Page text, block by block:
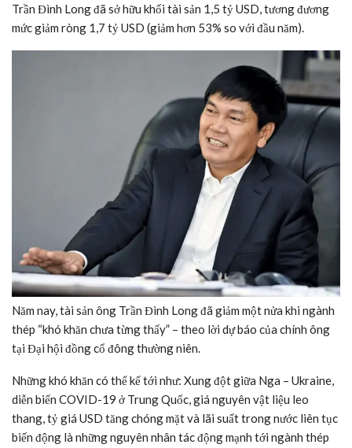
Trần Đình Long đã sở hữu khối tài sản 1,5 tỷ USD, tương đương
mức giảm ròng 1,7 tỷ USD (giảm hơn 53% so với đầu năm).
Năm nay, tài sản ông Trần Đình Long đã giảm một nửa khi ngành
thép “khó khăn chưa từng thấy” – theo lời dự báo của chính ông
tại Đại hội đồng cổ đông thường niên.
Những khó khăn có thể kể tới như: Xung đột giữa Nga – Ukraine,
diễn biến COVID-19 ở Trung Quốc, giá nguyên vật liệu leo
thang, tỷ giá USD tăng chóng mặt và lãi suất trong nước liên tục
biến động là những nguyên nhân tác động mạnh tới ngành thép